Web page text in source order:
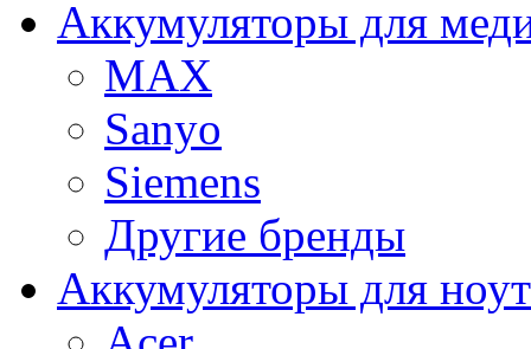
Аккумуляторы для
MAX
Sanyo
Siemens
Другие бренды
Аккумуляторы для